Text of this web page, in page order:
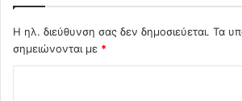
Η ηλ. διεύθυνση σας δεν δημοσιεύεται. Τα
σημειώνονται με *